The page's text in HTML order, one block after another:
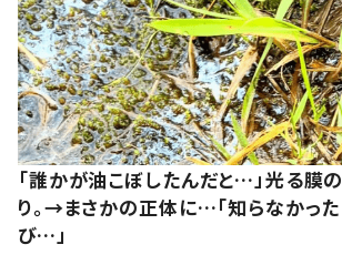
「誰かが油こぼしたんだと…」光る膜
り。→まさかの正体に…「知らなかった
び…」